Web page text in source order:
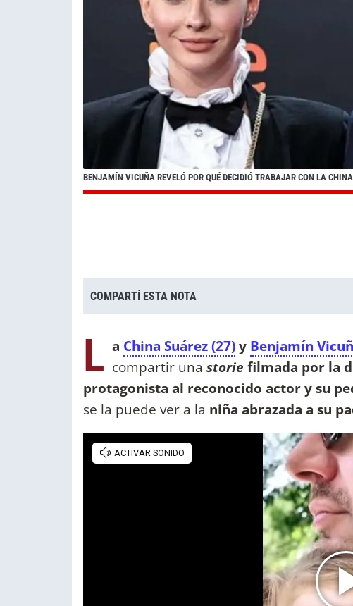
BENJAMÍN VICUÑA REVELÓ POR QUÉ DECIDIÓ TRABAJAR CON LA
COMPARTÍ ESTA NOTA
L a China Suárez (27)y Benjamín
compartir una storie filmada por la
protagonista al reconocido actor y su
se la puede ver a la niña abrazada a su